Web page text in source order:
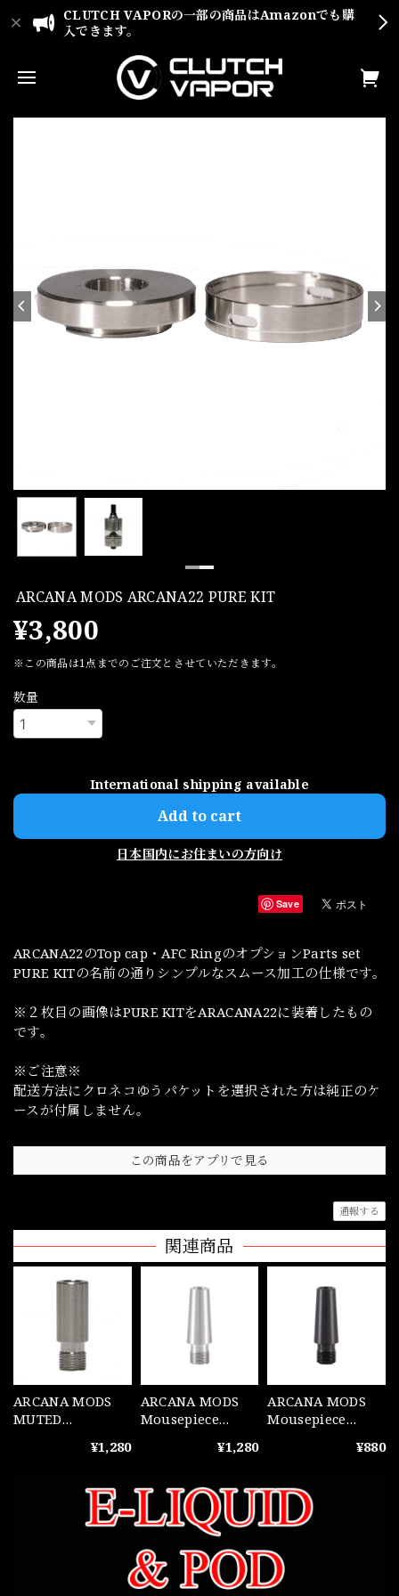
CLUTCH VAPORの一部の商品はAmazonでも購
入できます。
ARCANA MODS ARCANA22 PURE KIT
¥3,800
※この商品は1点までのご注文とさせていただきます。
数量
International shipping available
Add to cart
日本国内にお住まいの方向け
Save
ARCANA22のTop cap・AFC RingのオプションParts set
PURE KITの名前の通りシンプルなスムース加工の仕様です。
※２枚目の画像はPURE KITをARACANA22に装着したもの
です。
※ご注意※
配送方法にクロネコゆうパケットを選択された方は純正のケ
ースが付属しません。
この商品をアプリで見る
通報する
関連商品
ARCANA MODS
MUTED
¥1,280
ARCANA MODS
Mousepiece
¥1,280
ARCANA MODS
Mousepiece
¥880